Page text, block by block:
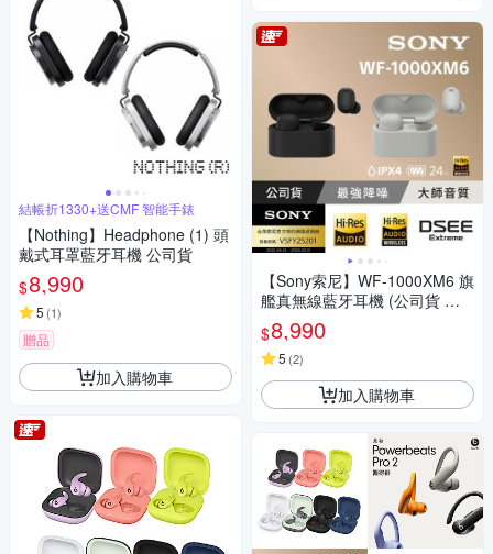
結帳折1330+送CMF 智能手錶
【Nothing】Headphone (1) 頭
戴式耳罩藍牙耳機 公司貨
$8,990
5 (1)
贈品
加入購物車
【Sony索尼】WF-1000XM6 旗
艦真無線藍牙耳機 (公司貨 保
固12+6個月)
$8,990
5 (2)
加入購物車